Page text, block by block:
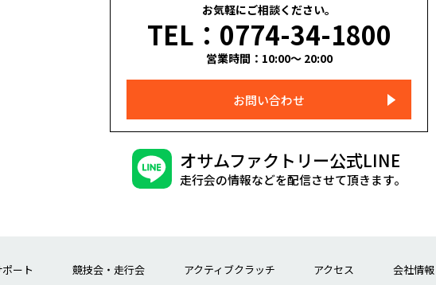
お気軽にご相談ください。
TEL：0774-34-1800
営業時間：10:00～ 20:00
お問い合わせ
オサムファクトリー公式LINE
走行会の情報などを配信させて頂きます。
ート 競技会・走行会 アクティブクラッチ アクセス
会社情報